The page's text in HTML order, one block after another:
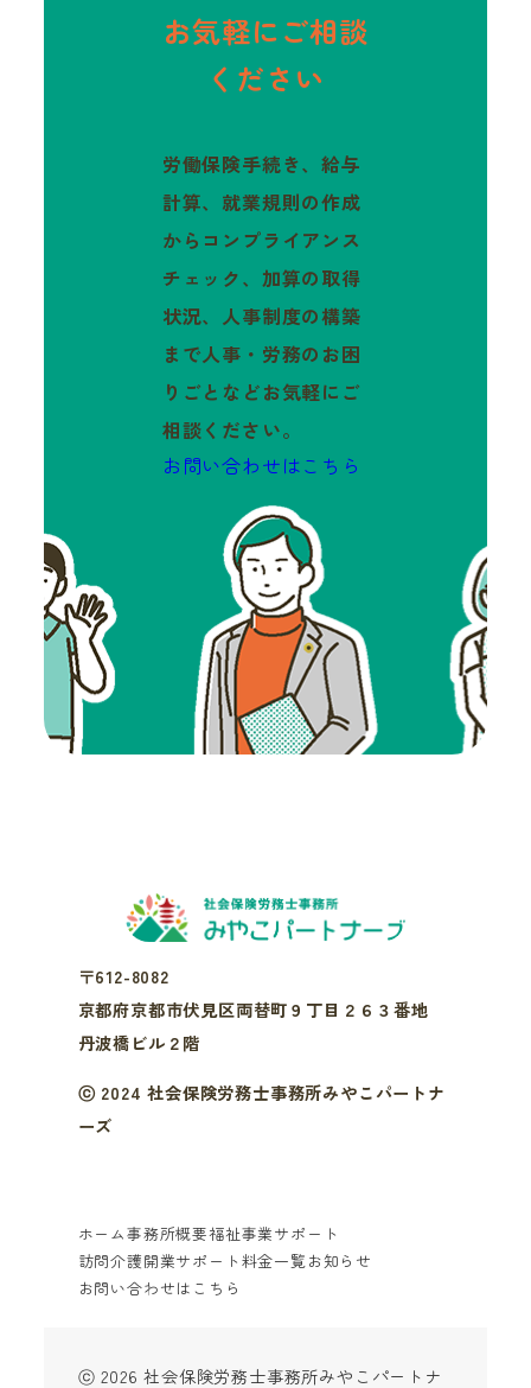
お気軽にご相談
ください
労働保険手続き、給与
計算、就業規則の作成
からコンプライアンス
チェック、加算の取得
状況、人事制度の構築
まで人事・労務のお困
りごとなどお気軽にご
相談ください。
お問い合わせはこちら
〒612-8082
京都府京都市伏見区両替町９丁目２６３番地
丹波橋ビル２階
ⓒ 2024 社会保険労務士事務所みやこパートナ
ーズ
ホーム事務所概要福祉事業サポート
訪問介護開業サポート 料金一覧お知らせ
お問い合わせはこちら
ⓒ 2026 社会保険労務士事務所みやこパートナ